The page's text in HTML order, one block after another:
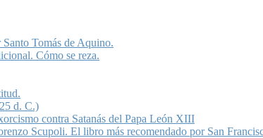
Tomás de Aquino.
Cómo se reza.
d. C.)
contra Satanás del Papa León XIII
Scupoli. El libro más recomendado por San